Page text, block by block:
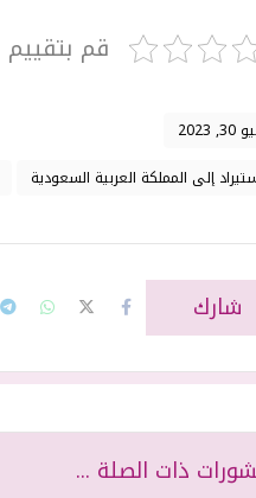
قم
2023
إلى المملكة العربية السعودية
ذات الصلة ...